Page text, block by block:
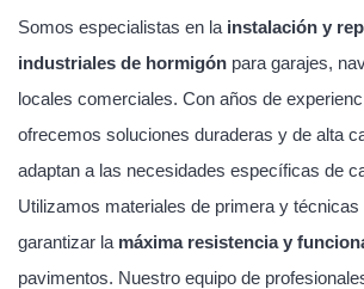
Somos especialistas en la instalación y
industriales de hormigón para garajes,
locales comerciales. Con años de
ofrecemos soluciones duraderas y de alta
adaptan a las necesidades específicas de
Utilizamos materiales de primera y
garantizar la máxima resistencia y
pavimentos. Nuestro equipo de